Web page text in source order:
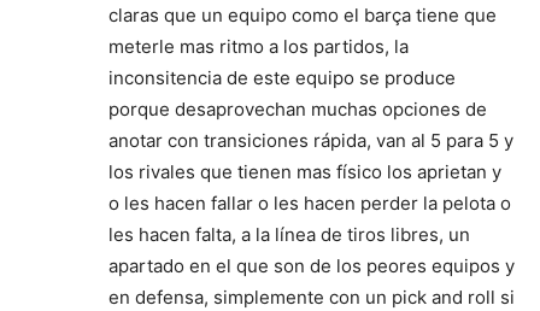
claras que un equipo como el barça tiene que
meterle mas ritmo a los partidos, la
inconsitencia de este equipo se produce
porque desaprovechan muchas opciones de
anotar con transiciones rápida, van al 5 para 5 y
los rivales que tienen mas físico los aprietan y
o les hacen fallar o les hacen perder la pelota o
les hacen falta, a la línea de tiros libres, un
apartado en el que son de los peores equipos y
en defensa, simplemente con un pick and roll si